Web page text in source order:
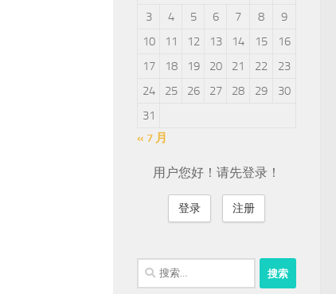
3
4 5 6 7 8
9
10
11 12 13 14 15
16
17
18 19 20 21 22
23
24
25 26 27 28 29
30
31
« 7 月
用户您好！请先登录！
登录 注册
搜
索：